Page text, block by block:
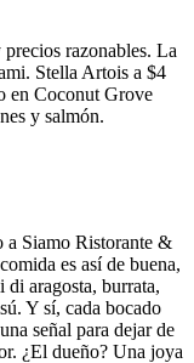
razonables. La
Stella Artois a $4
en Coconut Grove
y salmón.
a Siamo Ristorante &
es así de buena,
di aragosta, burrata,
Y sí, cada bocado
señal para dejar de
¿El dueño? Una joya